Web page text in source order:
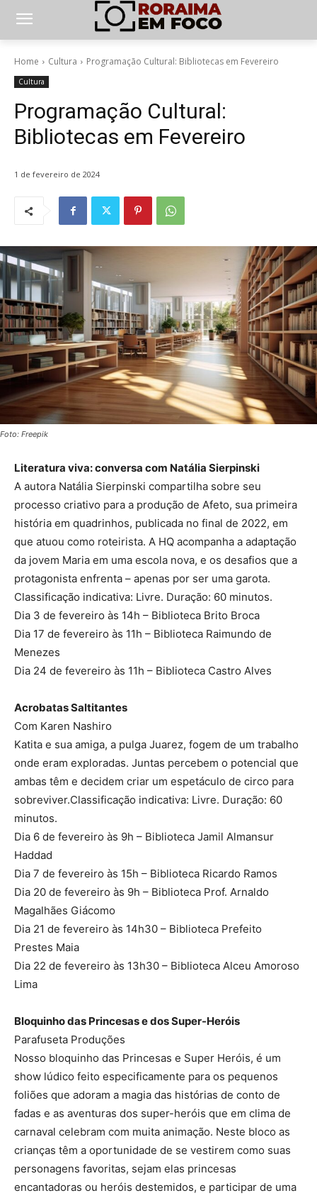
Home Cultura Programação Cultural: Bibliotecas em Fevereiro
Cultura
Programação Cultural:
Bibliotecas em Fevereiro
1 de fevereiro de 2024
Foto: Freepik
Literatura viva: conversa com Natália Sierpinski
A autora Natália Sierpinski compartilha sobre seu
processo criativo para a produção de Afeto, sua primeira
história em quadrinhos, publicada no final de 2022, em
que atuou como roteirista. A HQ acompanha a adaptação
da jovem Maria em uma escola nova, e os desafios que a
protagonista enfrenta – apenas por ser uma garota.
Classificação indicativa: Livre. Duração: 60 minutos.
Dia 3 de fevereiro às 14h – Biblioteca Brito Broca
Dia 17 de fevereiro às 11h – Biblioteca Raimundo de
Menezes
Dia 24 de fevereiro às 11h – Biblioteca Castro Alves
Acrobatas Saltitantes
Com Karen Nashiro
Katita e sua amiga, a pulga Juarez, fogem de um trabalho
onde eram exploradas. Juntas percebem o potencial que
ambas têm e decidem criar um espetáculo de circo para
sobreviver.Classificação indicativa: Livre. Duração: 60
minutos.
Dia 6 de fevereiro às 9h – Biblioteca Jamil Almansur
Haddad
Dia 7 de fevereiro às 15h – Biblioteca Ricardo Ramos
Dia 20 de fevereiro às 9h – Biblioteca Prof. Arnaldo
Magalhães Giácomo
Dia 21 de fevereiro às 14h30 – Biblioteca Prefeito
Prestes Maia
Dia 22 de fevereiro às 13h30 – Biblioteca Alceu Amoroso
Lima
Bloquinho das Princesas e dos Super-Heróis
Parafuseta Produções
Nosso bloquinho das Princesas e Super Heróis, é um
show lúdico feito especificamente para os pequenos
foliões que adoram a magia das histórias de conto de
fadas e as aventuras dos super-heróis que em clima de
carnaval celebram com muita animação. Neste bloco as
crianças têm a oportunidade de se vestirem como suas
personagens favoritas, sejam elas princesas
encantadoras ou heróis destemidos, e participar de uma